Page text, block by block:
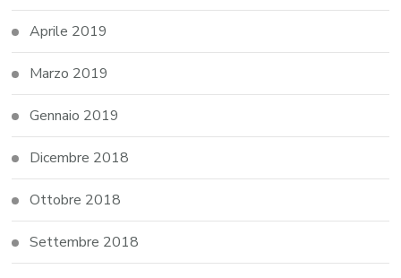
Aprile 2019
Marzo 2019
Gennaio 2019
Dicembre 2018
Ottobre 2018
Settembre 2018